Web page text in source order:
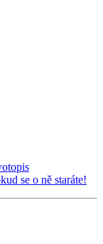
se o ně staráte!